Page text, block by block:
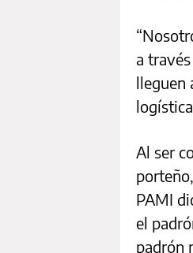
a
lleguen
Al ser
PAMI
el
padrón